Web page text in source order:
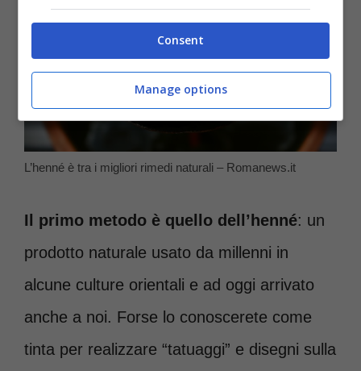
L’henné è tra i migliori rimedi naturali – Romanews.it
Il primo metodo è quello dell’henné: un
prodotto naturale usato da millenni in
alcune culture orientali e ad oggi arrivato
anche a noi. Forse lo conoscerete come
tinta per realizzare “tatuaggi” e disegni sulla
Consent
Manage options